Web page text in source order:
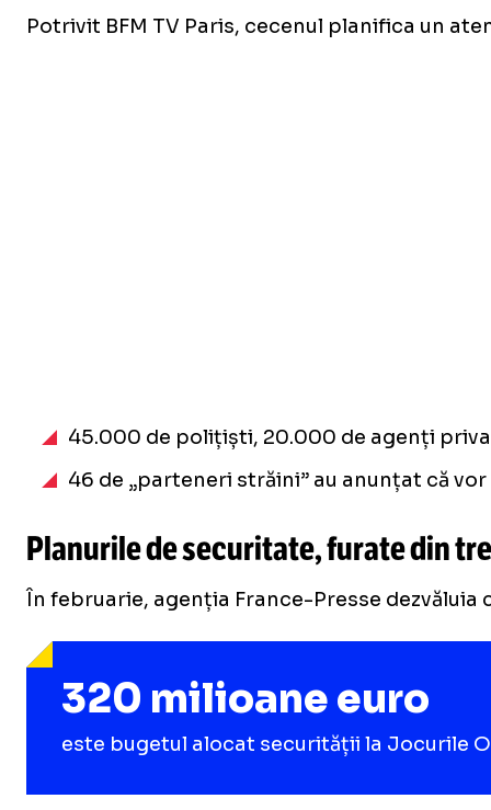
Potrivit BFM TV Paris, cecenul planifica un
45.000 de polițiști, 20.000 de agenți
46 de „parteneri străini” au anunțat că
Planurile de securitate, furate din
În februarie, agenția France-Presse
320 milioane euro
este bugetul alocat securității la Jocurile